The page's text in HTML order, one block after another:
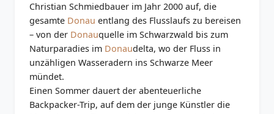
Christian Schmiedbauer im Jahr 2000 auf, die
gesamte Donau entlang des Flusslaufs zu bereisen
– von der Donauquelle im Schwarzwald bis zum
Naturparadies im Donaudelta, wo der Fluss in
unzähligen Wasseradern ins Schwarze Meer
mündet.
Einen Sommer dauert der abenteuerliche
Backpacker-Trip, auf dem der junge Künstler die